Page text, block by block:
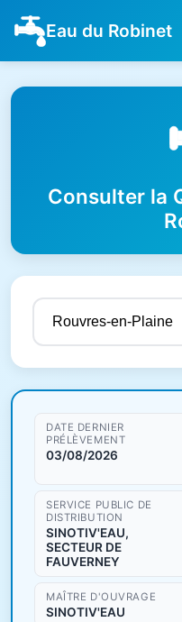
Eau du Robinet
Consulter la
Résultats de
DATE DERNIER
PRÉLÈVEMENT
03/08/2026
SERVICE PUBLIC DE
DISTRIBUTION
SINOTIV'EAU,
SECTEUR DE
FAUVERNEY
MAÎTRE D'OUVRAGE
SINOTIV'EAU